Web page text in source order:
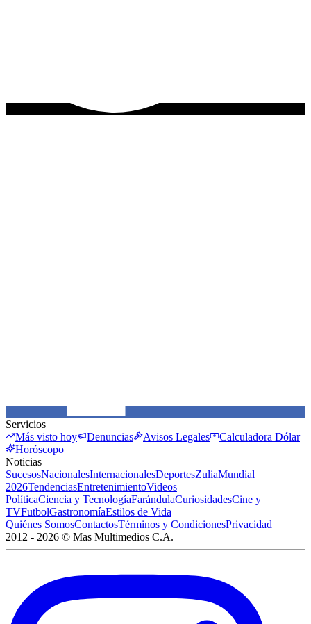
Servicios
Más visto hoy
Denuncias Avisos Legales
Calculadora Dólar
Horóscopo
Noticias
SucesosNacionalesInternacionalesDeportesZuliaMundial
2026TendenciasEntretenimientoVideos
PolíticaCiencia y TecnologíaFarándulaCuriosidadesCine y
TVFutbolGastronomíaEstilos de Vida
Quiénes SomosContactosTérminos y CondicionesPrivacidad
2012 - 2026 © Mas Multimedios C.A.